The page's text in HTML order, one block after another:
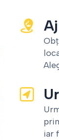
iar